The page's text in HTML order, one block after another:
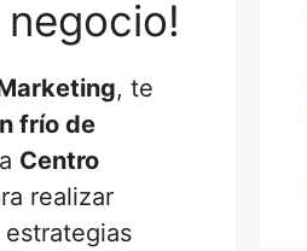
, te
frío de
Centro
realizar